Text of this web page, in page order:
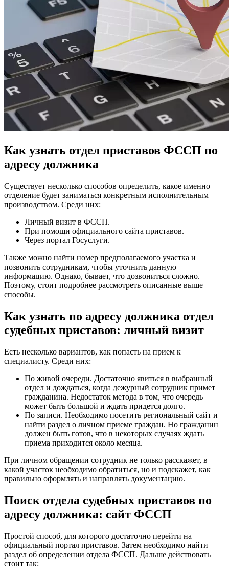
Как узнать отдел приставов ФССП по
адресу должника
Существует несколько способов определить, какое именно
отделение будет заниматься конкретным исполнительным
производством. Среди них:
Личный визит в ФССП.
При помощи официального сайта приставов.
Через портал Госуслуги.
Также можно найти номер предполагаемого участка и
позвонить сотрудникам, чтобы уточнить данную
информацию. Однако, бывает, что дозвониться сложно.
Поэтому, стоит подробнее рассмотреть описанные выше
способы.
Как узнать по адресу должника отдел
судебных приставов: личный визит
Есть несколько вариантов, как попасть на прием к
специалисту. Среди них:
По живой очереди. Достаточно явиться в выбранный
отдел и дождаться, когда дежурный сотрудник примет
гражданина. Недостаток метода в том, что очередь
может быть большой и ждать придется долго.
По записи. Необходимо посетить региональный сайт и
найти раздел о личном приеме граждан. Но гражданин
должен быть готов, что в некоторых случаях ждать
приема приходится около месяца.
При личном обращении сотрудник не только расскажет, в
какой участок необходимо обратиться, но и подскажет, как
правильно оформлять и направлять документацию.
Поиск отдела судебных приставов по
адресу должника: сайт ФССП
Простой способ, для которого достаточно перейти на
официальный портал приставов. Затем необходимо найти
раздел об определении отдела ФССП. Дальше действовать
стоит так: